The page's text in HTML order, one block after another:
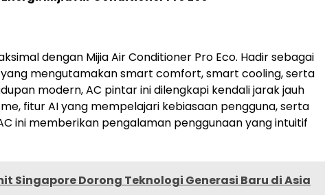
dengan Mijia Air Conditioner Pro Eco. Hadir sebagai
mengutamakan smart comfort, smart cooling, serta
modern, AC pintar ini dilengkapi kendali jarak jauh
fitur AI yang mempelajari kebiasaan pengguna, serta
ini memberikan pengalaman penggunaan yang intuitif
Singapore Dorong Teknologi Generasi Baru di Asia